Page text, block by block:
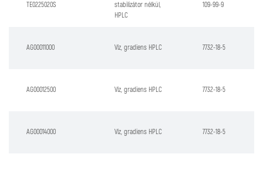
TE0225020S
stabilizátor nélkül,
HPLC
109-99-9
AG00011000 Víz, gradiens HPLC 7732-18-5
AG00012500 Víz, gradiens HPLC 7732-18-5
AG00014000 Víz, gradiens HPLC 7732-18-5